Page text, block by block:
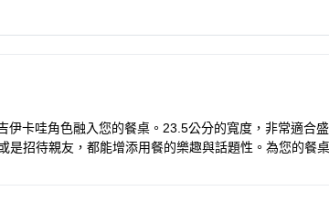
卡哇角色融入您的餐桌。23.5公分的寬度，非常適
是招待親友，都能增添用餐的樂趣與話題性。為您的餐